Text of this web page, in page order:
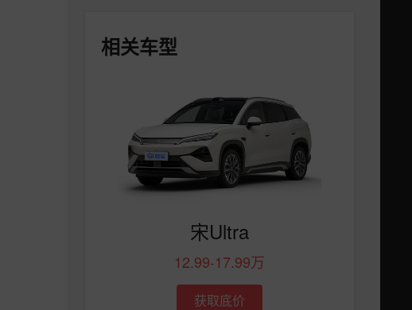
相关车型
宋Ultra
12.99-17.99万
获取底价